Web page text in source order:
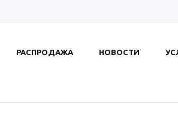
РАСПРОДАЖА НОВОСТИ